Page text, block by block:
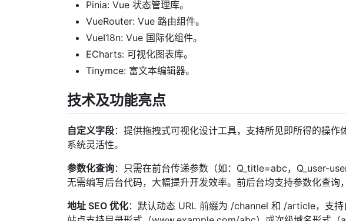
Pinia: Vue 状态管理库。
VueRouter: Vue 路由组件。
VueI18n: Vue 国际化组件。
ECharts: 可视化图表库。
Tinymce: 富文本编辑器。
技术及功能亮点
自定义字段：提供拖拽式可视化设计工具，支持所见即所得的操
系统灵活性。
参数化查询：只需在前台传递参数（如：Q_title=abc，Q_user-
无需编写后台代码，大幅提升开发效率。前后台均支持参数化查询
地址 SEO 优化：默认动态 URL 前缀为 /channel 和 /article，支